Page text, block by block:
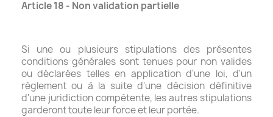
Article 18 - Non validation partielle
Si une ou plusieurs stipulations des présentes
conditions générales sont tenues pour non valides
ou déclarées telles en application d'une loi, d'un
réglement ou à la suite d'une décision définitive
d'une juridiction compétente, les autres stipulations
garderont toute leur force et leur portée.